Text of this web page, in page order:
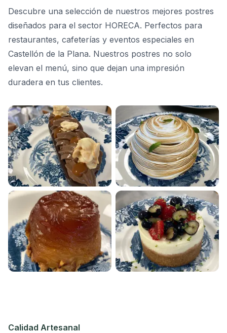
Descubre una selección de nuestros mejores postres
diseñados para el sector HORECA. Perfectos para
restaurantes, cafeterías y eventos especiales en
Castellón de la Plana. Nuestros postres no solo
elevan el menú, sino que dejan una impresión
duradera en tus clientes.
Calidad Artesanal